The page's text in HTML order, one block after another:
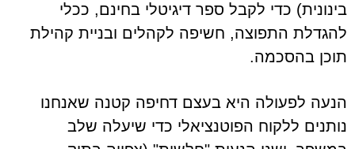
בינונית) כדי לקבל ספר דיגיטלי בחינם, ככלי
להגדלת התפוצה, חשיפה לקהלים ובניית קהילת
תוכן בהסכמה.
הנעה לפעולה היא בעצם דחיפה קטנה שאנחנו
נותנים ללקוח הפוטנציאלי כדי שיעלה שלב